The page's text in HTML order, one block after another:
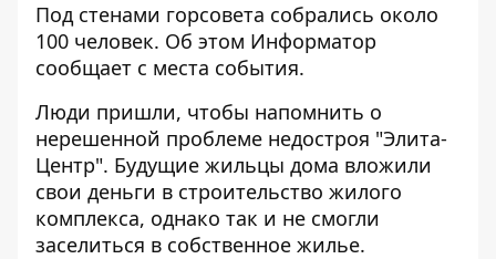
Под стенами горсовета собрались около
100 человек. Об этом Информатор
сообщает с места события.
Люди пришли, чтобы напомнить о
нерешенной проблеме недостроя "Элита-
Центр". Будущие жильцы дома вложили
свои деньги в строительство жилого
комплекса, однако так и не смогли
заселиться в собственное жилье.